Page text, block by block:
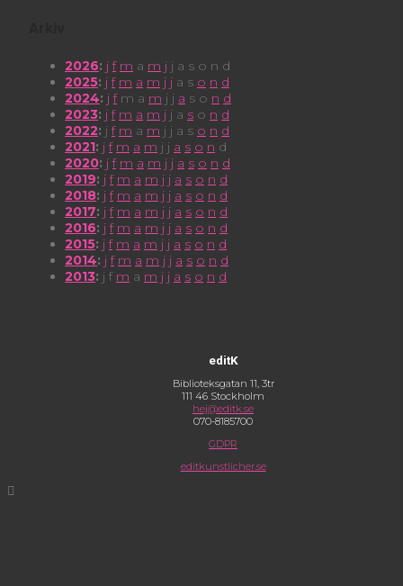
2026: j f m a m j j a s o n d
2025: j f m a m j j a s o n d
2024: j f m a m j j a s o n d
2023: j f m a m j j a s o n d
2022: j f m a m j j a s o n d
2021: j f m a m j j a s o n d
2020: j f m a m j j a s o n d
2019: j f m a m j j a s o n d
2018: j f m a m j j a s o n d
2017: j f m a m j j a s o n d
2016: j f m a m j j a s o n d
2015: j f m a m j j a s o n d
2014: j f m a m j j a s o n d
2013: j f m a m j j a s o n d
editK
Biblioteksgatan 11, 3tr
111 46 Stockholm
hej@editk.se
070-8185700
GDPR
editkunstlicher.se